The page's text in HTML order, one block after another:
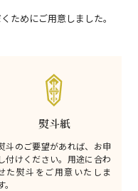
ためにご用意しました。
熨斗紙
斗のご要望があれば、お申
し付けください。用途に合わ
た熨斗をご用意いたしま
。